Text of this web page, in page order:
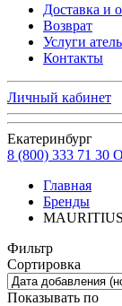
Доставка и
Возврат
Услуги
Контакты
Личный кабинет
Екатеринбург
8 (800) 333 71 30
Главная
Бренды
MAURITIUS
Фильтр
Сортировка
Показывать по